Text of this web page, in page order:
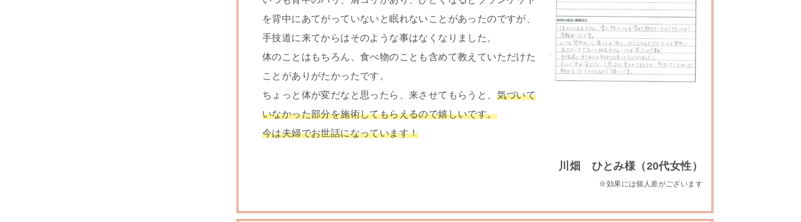
を背中にあてがっていないと眠れないことがあったのですが、
手技道に来てからはそのような事はなくなりました。
体のことはもちろん、食べ物のことも含めて教えていただけた
ことがありがたかったです。
ちょっと体が変だなと思ったら、来させてもらうと、 気づいて
いなかった部分を施術してもらえるので嬉しいです。
今は夫婦でお世話になっています！
川畑 ひとみ様（20代女性）
※効果には個人差がございます